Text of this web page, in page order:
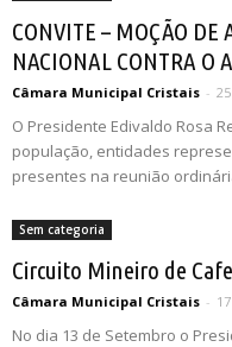
CONVITE – MOÇÃO DE
NACIONAL CONTRA O
Câmara Municipal Cristais -
O Presidente Edivaldo Rosa
população, entidades
presentes na reunião
Sem categoria
Circuito Mineiro de
Câmara Municipal Cristais -
No dia 13 de Setembro o